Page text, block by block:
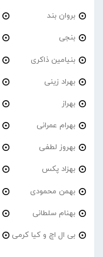
بروان بند
بنجی
بنیامین ذاکری
بهراد زینی
بهراز
بهرام عمرانی
بهروز لطفی
بهزاد پکس
بهمن محمودی
بهنام سلطانی
بی ال اچ و کیا کرمی